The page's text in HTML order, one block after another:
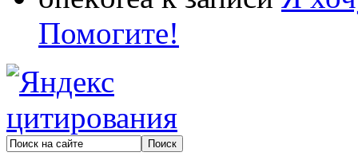
Помогите!